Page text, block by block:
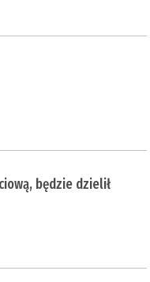
będzie dzielił